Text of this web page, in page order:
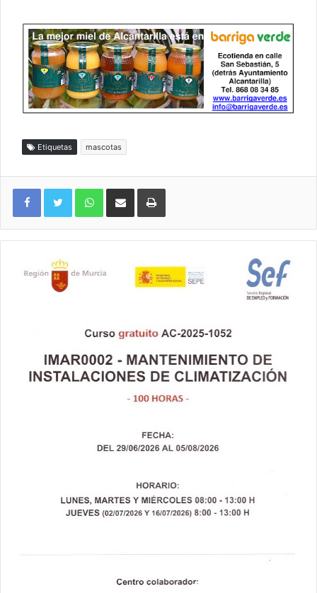
Etiquetas mascotas
WhatsAppCompartir por correo electrónicoImprimir